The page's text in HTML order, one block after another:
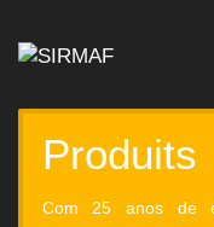
Produits
Com 25 anos de